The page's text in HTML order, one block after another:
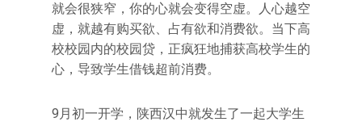
就会很狭窄，你的心就会变得空虚。人心越空
虚，就越有购买欲、占有欲和消费欲。当下高
校校园内的校园贷，正疯狂地捕获高校学生的
心，导致学生借钱超前消费。
9月初一开学，陕西汉中就发生了一起大学生